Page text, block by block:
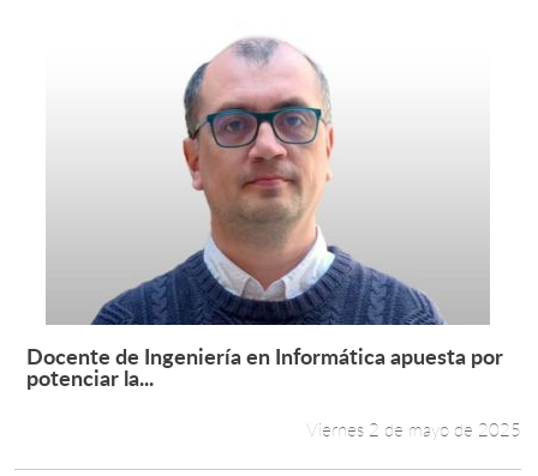
Leer más +
Docente de Ingeniería en Informática apuesta por
potenciar la...
Viernes 2 de mayo de 2025